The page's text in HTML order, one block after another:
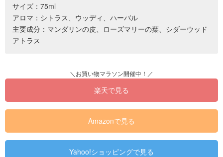
サイズ：75ml
アロマ：シトラス、ウッディ、ハーバル
主要成分：マンダリンの皮、ローズマリーの葉、シダーウッド
アトラス
楽天で見る
Amazonで見る
Yahoo!ショッピングで見る